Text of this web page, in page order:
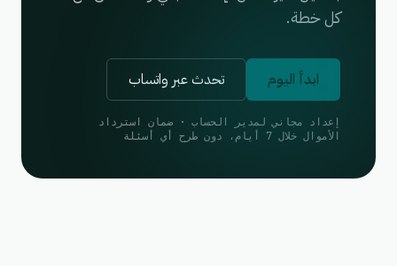
كل خطة.
ابدأ اليوم تحدث عبر واتساب
إعداد مجاني لمدير الحساب · ضمان استرداد
الأموال خلال 7 أيام، دون طرح أي أسئلة